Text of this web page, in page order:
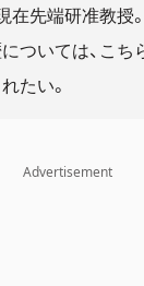
在先端研准教授。
ついては、こち
たい。
Advertisement